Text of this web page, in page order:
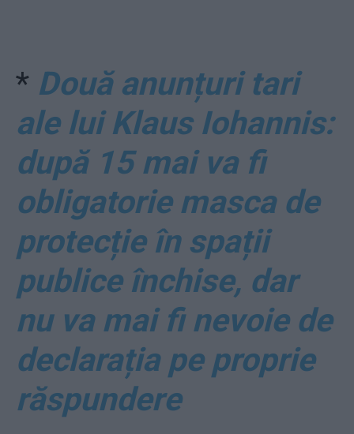
* Două anunțuri tari
ale lui Klaus Iohannis:
după 15 mai va fi
obligatorie masca de
protecție în spații
publice închise, dar
nu va mai fi nevoie de
declarația pe proprie
răspundere